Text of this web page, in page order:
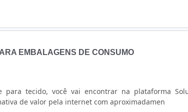
EMBALAGENS DE CONSUMO
para tecido, você vai encontrar na plataforma
de valor pela internet com aproximadamen